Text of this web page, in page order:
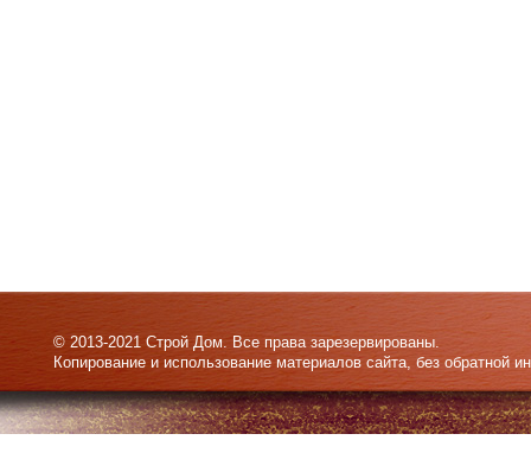
© 2013-2021 Строй Дом. Все права зарезервированы.
Копирование и использование материалов сайта, без обратной